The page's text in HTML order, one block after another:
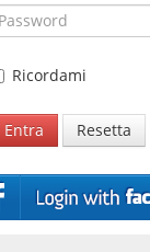
Ricordami
Entra Resetta